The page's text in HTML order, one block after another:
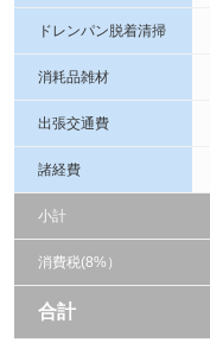
ドレンパン脱着清掃
消耗品雑材
出張交通費
諸経費
小計
消費税(8%）
合計